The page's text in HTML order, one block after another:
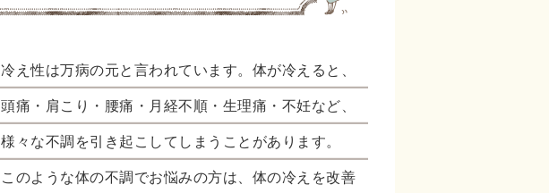
冷え性は万病の元と言われています。体が冷えると、
頭痛・肩こり・腰痛・月経不順・生理痛・不妊など、
様々な不調を引き起こしてしまうことがあります。
このような体の不調でお悩みの方は、体の冷えを改善